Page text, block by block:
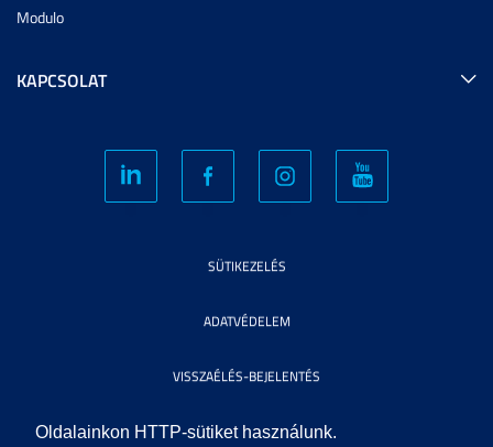
Oldalainkon HTTP-sütiket használunk.
Modulo
KAPCSOLAT
SÜTIKEZELÉS
ADATVÉDELEM
VISSZAÉLÉS-BEJELENTÉS
KÖZÉRDEKŰ ADATOK